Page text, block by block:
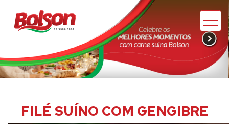
FILÉ SUÍNO COM GENGIBRE